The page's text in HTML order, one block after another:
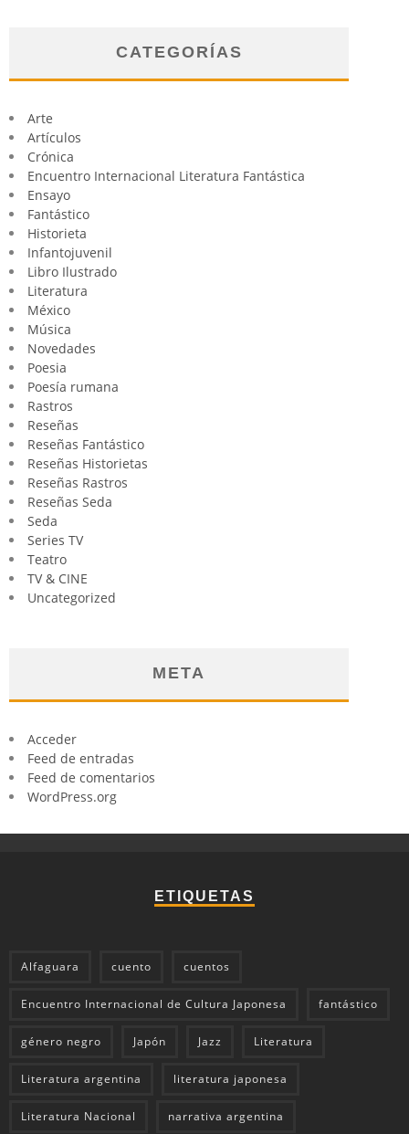
CATEGORÍAS
Arte
Artículos
Crónica
Encuentro Internacional Literatura Fantástica
Ensayo
Fantástico
Historieta
Infantojuvenil
Libro Ilustrado
Literatura
México
Música
Novedades
Poesia
Poesía rumana
Rastros
Reseñas
Reseñas Fantástico
Reseñas Historietas
Reseñas Rastros
Reseñas Seda
Seda
Series TV
Teatro
TV & CINE
Uncategorized
META
Acceder
Feed de entradas
Feed de comentarios
WordPress.org
ETIQUETAS
Alfaguara cuento cuentos
Encuentro Internacional de Cultura Japonesa fantástico
género negro Japón Jazz Literatura
Literatura argentina literatura japonesa
Literatura Nacional narrativa argentina